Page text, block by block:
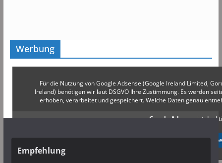
Werbung
Für die Nutzung von Google Adsense (Google Ireland Limited,
Ireland) benötigen wir laut DSGVO Ihre Zustimmung. Es werden
erhoben, verarbeitet und gespeichert. Welche Daten genau
Google Adsense ist
✓ Erlauben
Empfehlung